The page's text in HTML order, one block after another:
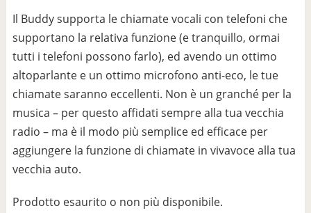
Il Buddy supporta le chiamate vocali con telefoni che
supportano la relativa funzione (e tranquillo, ormai
tutti i telefoni possono farlo), ed avendo un ottimo
altoparlante e un ottimo microfono anti-eco, le tue
chiamate saranno eccellenti. Non è un granché per la
musica – per questo affidati sempre alla tua vecchia
radio – ma è il modo più semplice ed efficace per
aggiungere la funzione di chiamate in vivavoce alla tua
vecchia auto.
Prodotto esaurito o non più disponibile.